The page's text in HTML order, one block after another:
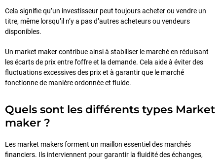
Cela signifie qu’un investisseur peut toujours acheter ou vendre un
titre, même lorsqu’il n’y a pas d’autres acheteurs ou vendeurs
disponibles.
Un market maker contribue ainsi à stabiliser le marché en réduisant
les écarts de prix entre l’offre et la demande. Cela aide à éviter des
fluctuations excessives des prix et à garantir que le marché
fonctionne de manière ordonnée et fluide.
Quels sont les différents types Market
maker ?
Les market makers forment un maillon essentiel des marchés
financiers. Ils interviennent pour garantir la fluidité des échanges,